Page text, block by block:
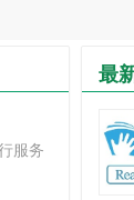
服务
最